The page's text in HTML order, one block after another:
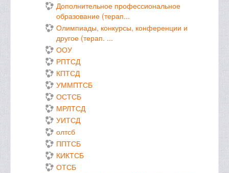
Дополнительное профессиональное
образование (терап...
Олимпиады, конкурсы, конференции и
другое (терап. ...
ООУ
РПТСД
КПТСД
УММПТСБ
ОСТСБ
МРЛТСД
УИТСД
олтсб
ППТСБ
КИКТСБ
ОТСБ